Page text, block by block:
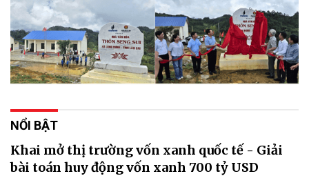
NỔI BẬT
Khai mở thị trường vốn xanh quốc tế - Giải
bài toán huy động vốn xanh 700 tỷ USD